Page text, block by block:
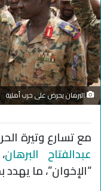
البرهان يحرض على حرب أهلية
مع تسارع وتيرة
عبدالفتاح البرهان
“الإخوان”، ما يهدد